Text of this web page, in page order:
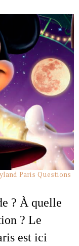
Paris Questions
? À quelle
? Le
est ici